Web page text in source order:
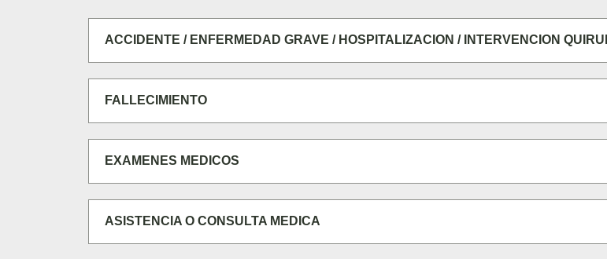
ACCIDENTE / ENFERMEDAD GRAVE / HOSPITALIZACION / INTERVENCION
FALLECIMIENTO
EXAMENES MEDICOS
ASISTENCIA O CONSULTA MEDICA